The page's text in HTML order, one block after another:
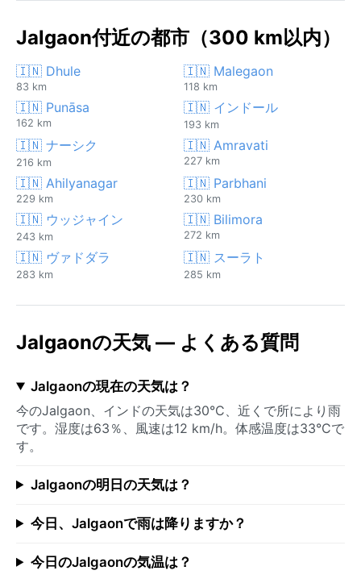
Jalgaon付近の都市（300 km以内）
🇮🇳 Dhule
83 km
🇮🇳 Malegaon
118 km
🇮🇳 Punāsa
162 km
🇮🇳 インドール
193 km
🇮🇳 ナーシク
216 km
🇮🇳 Amravati
227 km
🇮🇳 Ahilyanagar
229 km
🇮🇳 Parbhani
230 km
🇮🇳 ウッジャイン
243 km
🇮🇳 Bilimora
272 km
🇮🇳 ヴァドダラ
283 km
🇮🇳 スーラト
285 km
Jalgaonの天気 — よくある質問
Jalgaonの現在の天気は？
今のJalgaon、インドの天気は30°C、近くで所により雨
です。湿度は63％、風速は12 km/h。体感温度は33°Cで
す。
Jalgaonの明日の天気は？
今日、Jalgaonで雨は降りますか？
今日のJalgaonの気温は？